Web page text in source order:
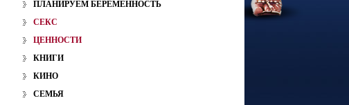
ПЛАНИРУЕМ БЕРЕМЕННОСТЬ
СЕКС
ЦЕННОСТИ
КНИГИ
КИНО
СЕМЬЯ